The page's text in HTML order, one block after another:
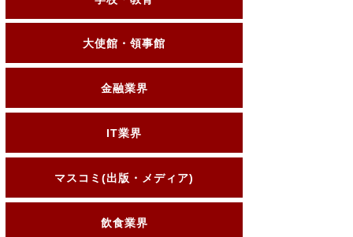
大使館・領事館
金融業界
IT業界
マスコミ(出版・メディア)
飲食業界